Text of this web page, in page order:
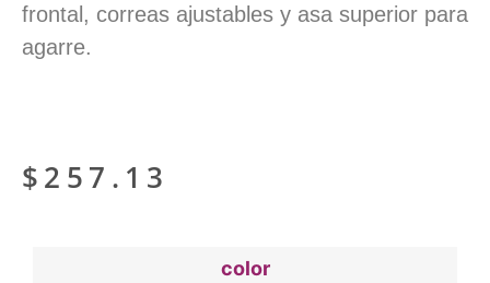
frontal, correas ajustables y asa superior para
agarre.
$257.13
color